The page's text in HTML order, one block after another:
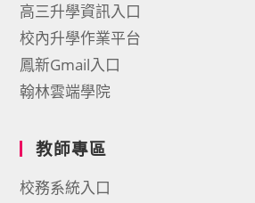
高三升學資訊入口
校內升學作業平台
鳳新Gmail入口
翰林雲端學院
教師專區
校務系統入口